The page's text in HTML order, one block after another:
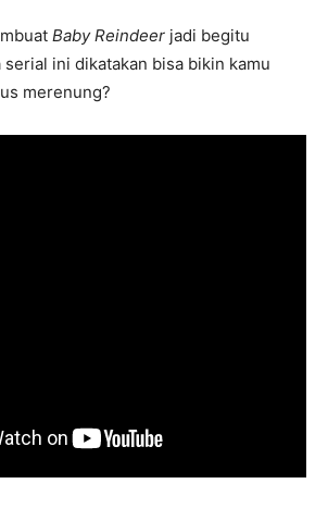
Baby Reindeer jadi begitu
serial ini dikatakan bisa bikin kamu
merenung?